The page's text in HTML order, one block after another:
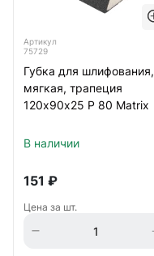
Артикул
75729
Губка для шлифования,
мягкая, трапеция
120х90х25 Р 80 Matrix
В наличии
151 ₽
Цена за шт.